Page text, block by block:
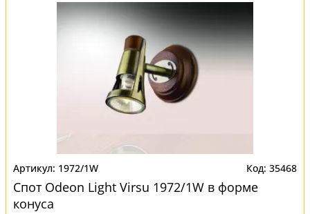
1972/1W 35468
Спот Odeon Light Virsu 1972/1W в форме
конуса